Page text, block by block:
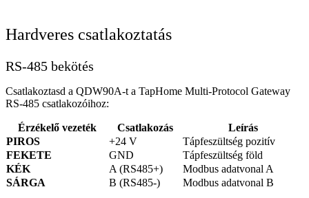
Hardveres csatlakoztatás
RS-485 bekötés
Csatlakoztasd a QDW90A-t a TapHome Multi-Protocol Gateway
RS-485 csatlakozóihoz:
Érzékelő vezeték Csatlakozás
Leírás
PIROS
+24 V
Tápfeszültség pozitív
FEKETE
GND
Tápfeszültség föld
KÉK
A (RS485+)
Modbus adatvonal A
SÁRGA
B (RS485-) Modbus adatvonal B